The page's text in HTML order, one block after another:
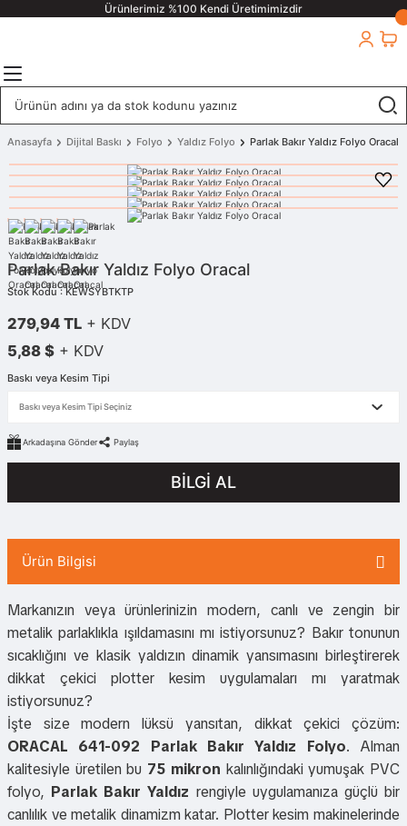
Ürünlerimiz %100 Kendi Üretimimizdir
Anasayfa Dijital Baskı Folyo Yaldız Folyo Parlak Bakır Yaldız Folyo Oracal
Parlak Bakır Yaldız Folyo Oracal
Stok Kodu : KEWSYBTKTP
279,94 TL + KDV
5,88 $ + KDV
Baskı veya Kesim Tipi
Arkadaşına Gönder Paylaş
BİLGİ AL
Ürün Bilgisi
Markanızın veya ürünlerinizin modern, canlı ve zengin bir
metalik parlaklıkla ışıldamasını mı istiyorsunuz? Bakır tonunun
sıcaklığını ve klasik yaldızın dinamik yansımasını birleştirerek
dikkat çekici plotter kesim uygulamaları mı yaratmak
istiyorsunuz?
İşte size modern lüksü yansıtan, dikkat çekici çözüm:
ORACAL 641-092 Parlak Bakır Yaldız Folyo. Alman
kalitesiyle üretilen bu 75 mikron kalınlığındaki yumuşak PVC
folyo, Parlak Bakır Yaldız rengiyle uygulamanıza güçlü bir
canlılık ve metalik dinamizm katar. Plotter kesim makinelerinde